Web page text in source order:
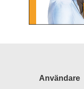
Användare